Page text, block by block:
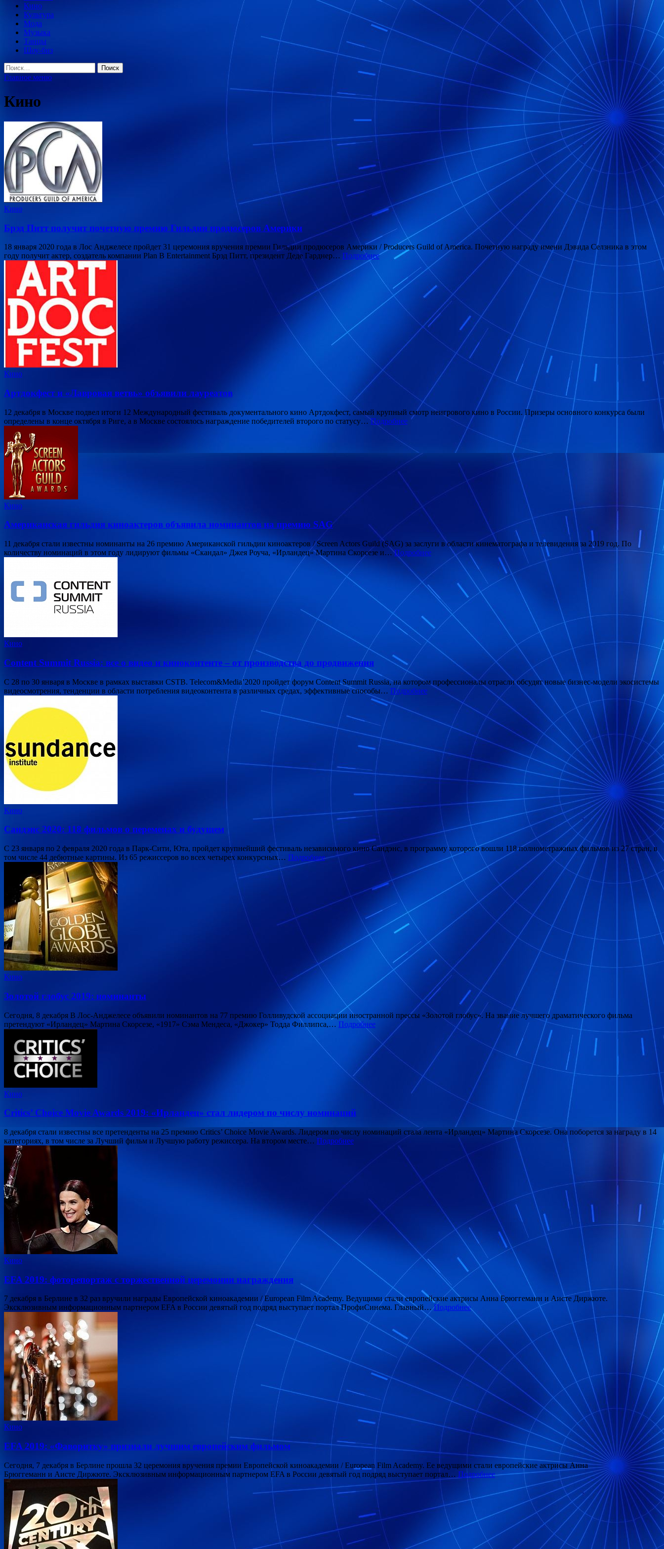
Кино
Культура
Мода
Музыка
Танцы
Шоу-биз
Найти:
Главное меню
Кино
Кино
Брэд Питт получит почетную премию Гильдии продюсеров Америки
18 января 2020 года в Лос Анджелесе пройдет 31 церемония вручения премии Гильдии продюсеров Америки / Producers Guild of America. Почетную награду имени Дэвида Селзника в этом
году получит актер, создатель компании Plan B Entertainment Брэд Питт, президент Деде Гарднер… Подробнее
Кино
Артдокфест и «Лавровая ветвь» объявили лауреатов
12 декабря в Москве подвел итоги 12 Международный фестиваль документального кино Артдокфест, самый крупный смотр неигрового кино в России. Призеры основного конкурса были
определены в конце октября в Риге, а в Москве состоялось награждение победителей второго по статусу…Подробнее
Кино
Американская гильдия киноактеров объявила номинантов на премию SAG
11 декабря стали известны номинанты на 26 премию Американской гильдии киноактеров / Screen Actors Guild (SAG) за заслуги в области кинематографа и телевидения за 2019 год. По
количеству номинаций в этом году лидируют фильмы «Скандал» Джея Роуча, «Ирландец» Мартина Скорсезе и…Подробнее
Кино
Content Summit Russia: все о видео и киноконтенте – от производства до продвижения
C 28 по 30 января в Москве в рамках выставки CSTB. Telecom&Media’2020 пройдет форум Content Summit Russia, на котором профессионалы отрасли обсудят новые бизнес-модели экосистемы
видеосмотрения, тенденции в области потребления видеоконтента в различных средах, эффективные способы… Подробнее
Кино
Сандэнс 2020: 118 фильмов о переменах и будущем
С 23 января по 2 февраля 2020 года в Парк-Сити, Юта, пройдет крупнейший фестиваль независимого кино Сандэнс, в программу которого вошли 118 полнометражных фильмов из 27 стран, в
том числе 44 дебютные картины. Из 65 режиссеров во всех четырех конкурсных… Подробнее
Кино
Золотой глобус 2019: номинанты
Сегодня, 8 декабря В Лос-Анджелесе объявили номинантов на 77 премию Голливудской ассоциации иностранной прессы «Золотой глобус». На звание лучшего драматического фильма
претендуют «Ирландец» Мартина Скорсезе, «1917» Сэма Мендеса, «Джокер» Тодда Филлипса,… Подробнее
Кино
Critics’ Choice Movie Awards 2019: «Ирландец» стал лидером по числу номинаций
8 декабря стали известны все претенденты на 25 премию Critics’ Choice Movie Awards. Лидером по числу номинаций стала лента «Ирландец» Мартина Скорсезе. Она поборется за награду в 14
категориях, в том числе за Лучший фильм и Лучшую работу режиссера. На втором месте… Подробнее
Кино
EFA 2019: фоторепортаж с торжественной церемонии награждения
7 декабря в Берлине в 32 раз вручили награды Европейской киноакадемии / European Film Academy. Ведущими стали европейские актрисы Анна Брюггеманн и Аисте Диржюте.
Эксклюзивным информационным партнером EFA в России девятый год подряд выступает портал ПрофиСинема. Главный…Подробнее
Кино
EFA 2019: «Фаворитку» признали лучшим европейским фильмом
Сегодня, 7 декабря в Берлине прошла 32 церемония вручения премии Европейской киноакадемии / European Film Academy. Ее ведущими стали европейские актрисы Анна
Брюггеманн и Аисте Диржюте. Эксклюзивным информационным партнером EFA в России девятый год подряд выступает портал… Подробнее